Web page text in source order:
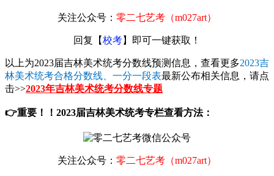
关注公众号： 零二七艺考（m027art）
回复【校考】即可一键获取！
以上为2023届吉林美术统考分数线预测信息，查看更多2023吉
林美术统考合格分数线、一分一段表最新公布相关信息，请点
击>>2023年吉林美术统考分数线专题
👉重要！！2023届吉林美术统考专栏查看方法：
关注公众号： 零二七艺考（m027art）